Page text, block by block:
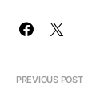
PREVIOUS POST